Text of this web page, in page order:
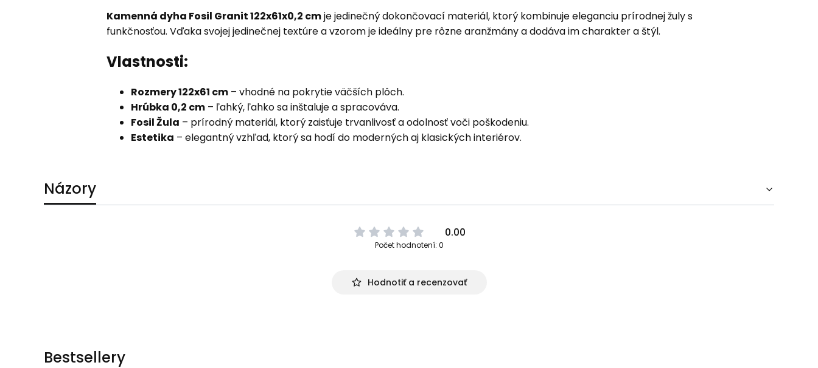
Kamenná dyha Fosil Granit 122x61x0,2 cmje jedinečný dokončovací materiál, ktorý kombinuje eleganciu prírodnej žuly s
funkčnosťou. Vďaka svojej jedinečnej textúre a vzorom je ideálny pre rôzne aranžmány a dodáva im charakter a štýl.
Vlastnosti:
Rozmery 122x61 cm– vhodné na pokrytie väčších plôch.
Hrúbka 0,2 cm– ľahký, ľahko sa inštaluje a spracováva.
Fosil Žula – prírodný materiál, ktorý zaisťuje trvanlivosť a odolnosť voči poškodeniu.
Estetika – elegantný vzhľad, ktorý sa hodí do moderných aj klasických interiérov.
Názory
0.00
Počet hodnotení: 0
Hodnotiť a recenzovať
Bestsellery